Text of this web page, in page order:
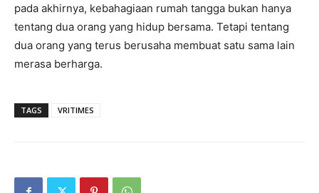
pada akhirnya, kebahagiaan rumah tangga bukan hanya
tentang dua orang yang hidup bersama. Tetapi tentang
dua orang yang terus berusaha membuat satu sama lain
merasa berharga.
TAGS VRITIMES